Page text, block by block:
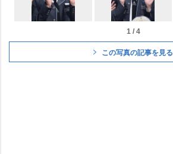
1 / 4
この写真の記事を見る